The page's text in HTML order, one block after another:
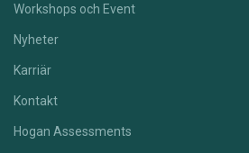
Workshops och Event
Nyheter
Karriär
Kontakt
Hogan Assessments